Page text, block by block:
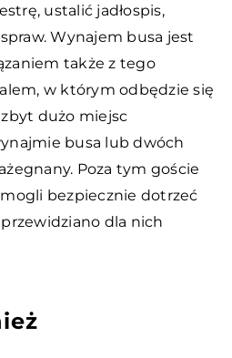
ustalić jadłospis,
Wynajem busa jest
także z tego
w którym odbędzie się
dużo miejsc
busa lub dwóch
Poza tym goście
bezpiecznie dotrzeć
dla nich